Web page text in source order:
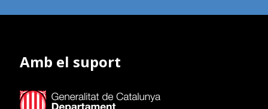
Amb el suport